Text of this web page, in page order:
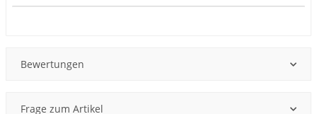
Bewertungen
Frage zum Artikel